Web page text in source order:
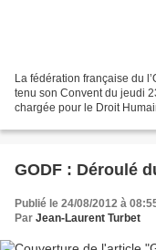
La fédération française du
tenu son Convent du jeudi
chargée pour le Droit
GODF : Déroulé
Publié le 24/08/2012 à
Par Jean-Laurent Turbet